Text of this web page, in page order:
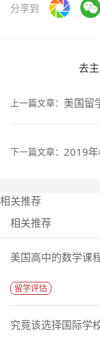
分享到
去
上一篇文章： 美国留
下一篇文章： 2019
相关推荐
相关推荐
美国高中的数学课
留学评估
究竟该选择国际学